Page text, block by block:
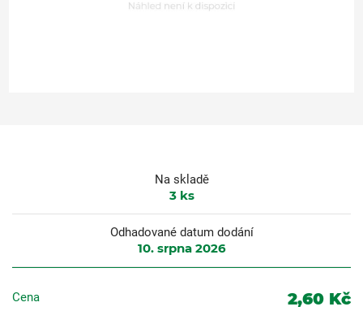
Na skladě
3ks
Odhadované datum dodání
10. srpna 2026
Cena 2,60 Kč